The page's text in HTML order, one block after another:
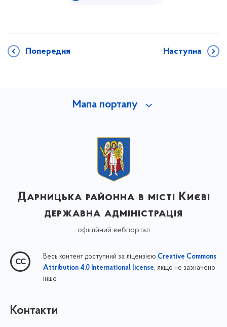
Попередня Наступна
Мапа порталу
Дарницька районна в місті Києві
державна адміністрація
офіційний вебпортал
Весь контент доступний за ліцензією Creative Commons
Attribution 4.0 International license, якщо не зазначено
інше
Контакти